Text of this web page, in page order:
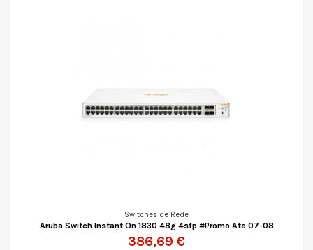
Switches de Rede
Aruba Switch Instant On 1830 48g 4sfp #Promo Ate 07-08
386,69 €